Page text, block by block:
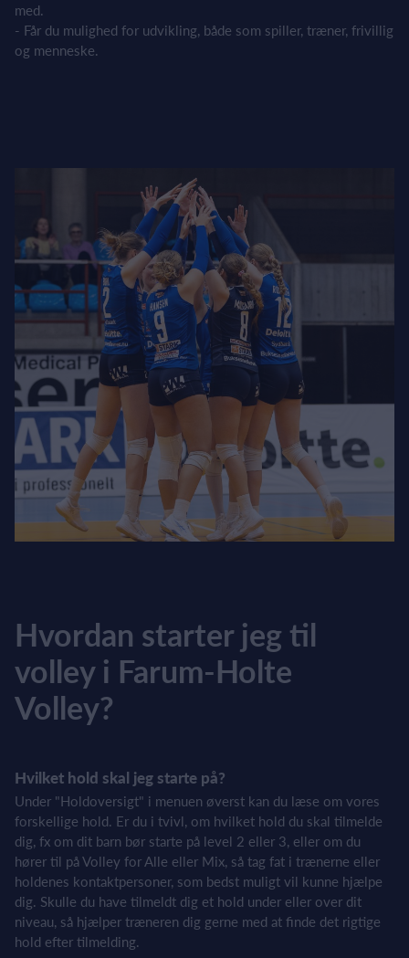
med.
- Får du mulighed for udvikling, både som spiller, træner, frivillig
og menneske.
Hvordan starter jeg til
volley i Farum-Holte
Volley?
Hvilket hold skal jeg starte på?
Under "Holdoversigt" i menuen øverst kan du læse om vores
forskellige hold. Er du i tvivl, om hvilket hold du skal tilmelde
dig, fx om dit barn bør starte på level 2 eller 3, eller om du
hører til på Volley for Alle eller Mix, så tag fat i trænerne eller
holdenes kontaktpersoner, som bedst muligt vil kunne hjælpe
dig. Skulle du have tilmeldt dig et hold under eller over dit
niveau, så hjælper træneren dig gerne med at finde det rigtige
hold efter tilmelding.